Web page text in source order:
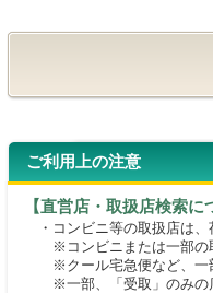
ご利用上の注意
【直営店・取扱店検索に
・コンビニ等の取扱店は、
※コンビニまたは一部の取
※クール宅急便など、一部
※一部、「受取」のみの店